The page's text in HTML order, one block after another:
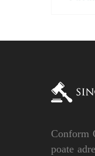
Conform
poate